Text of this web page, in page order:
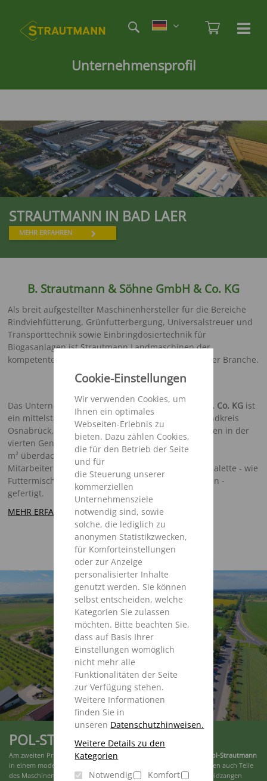
Cookie-Einstellungen
Wir verwenden Cookies, um
Ihnen ein optimales
Webseiten-Erlebnis zu
bieten. Dazu zählen Cookies,
die für den Betrieb der Seite
und für
die Steuerung unserer
kommerziellen
Unternehmensziele
notwendig sind, sowie
solche, die lediglich zu
anonymen Statistikzwecken,
für Komforteinstellungen
oder zur Anzeige
personalisierter Inhalte
genutzt werden. Sie können
selbst entscheiden, welche
Kategorien Sie zulassen
möchten. Bitte beachten Sie,
dass auf Basis Ihrer
Einstellungen womöglich
nicht mehr alle
Funktionalitäten der Seite
zur Verfügung stehen.
Weitere Informationen
finden Sie in
unseren Datenschutzhinweisen.
Weitere Details zu den
Kategorien
Notwendig
Komfort
Inhalt
Unternehmensprofil
STRAUTMANN IN BAD LAER
MEHR ERFAHREN
B. Strautmann & Söhne GmbH & Co. KG
Als breit aufgestellter Maschinenhersteller für die Bereiche
Rindviehfütterung, Grünfutterbergung, Universalstreuer und
Transporttechnik sowie Einbringdosiertechnik für
Biogasanlagen ist Strautmann Landmaschinen der
kompetente Partner für nahezu jeden Kunden dieser Branche.
Das UnternehmenB. Strautmann & Söhne GmbH u. Co. KG ist
ein mittelständisches Familienunternehmen im Landkreis
Osnabrück, das nun nach über 90-jährigem Bestehen in der
vierten Generation geführt wird. Auf über 53.000
m² überdachte Produktionsfläche wird mit ca. 395
Mitarbeitern der Großteil der Strautmann Produktpalette - wie
Futtermischwagen, Universalstreuer und Ladewagen -
gefertigt.
MEHR ERFAHREN
POL-STRAUTMANN
Am zweiten Produktionsstandort in Lwówek (Polen) produziert
Pol-Strautmann
in einem modernen Werk neben einzelnen Maschinenkomponenten auch Teile
des Maschinenprogramms, wie Kipper, Greifschaufeln oder Schneidzangen